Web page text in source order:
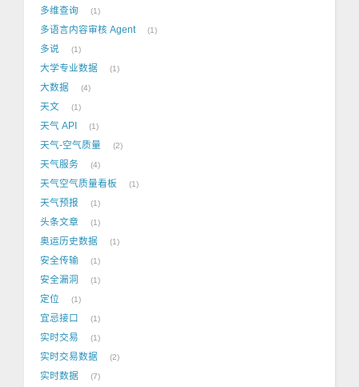
多维查询 1
多语言内容审核 Agent 1
多说 1
大学专业数据 1
大数据 4
天文 1
天气 API 1
天气-空气质量 2
天气服务 4
天气空气质量看板 1
天气预报 1
头条文章 1
奥运历史数据 1
安全传输 1
安全漏洞 1
定位 1
宜忌接口 1
实时交易 1
实时交易数据 2
实时数据 7